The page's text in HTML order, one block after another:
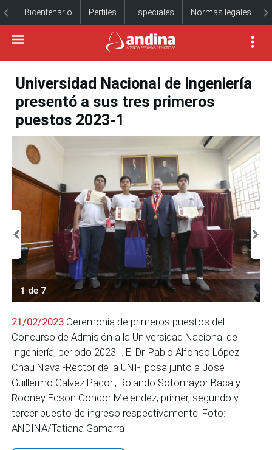
Bicentenario Perfiles Especiales Normas legales
Universidad Nacional de Ingeniería
presentó a sus tres primeros
puestos 2023-1
1 de 7
21/02/2023 Ceremonia de primeros puestos del
Concurso de Admisión a la Universidad Nacional de
Ingeniería, periodo 2023 I. El Dr. Pablo Alfonso López
Chau Nava -Rector de la UNI-, posa junto a José
Guillermo Galvez Pacori, Rolando Sotomayor Baca y
Rooney Edson Condor Melendez; primer, segundo y
tercer puesto de ingreso respectivamente. Foto:
ANDINA/Tatiana Gamarra